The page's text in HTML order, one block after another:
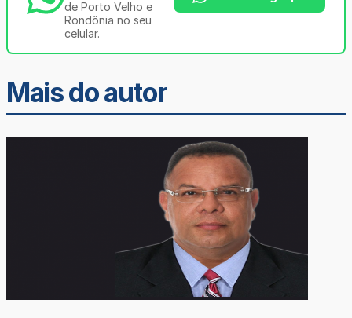
de Porto Velho e
Rondônia no seu
celular.
Mais do autor